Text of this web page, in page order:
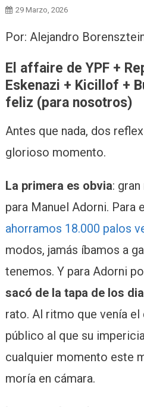
29 Marzo, 2026
Por: Alejandro
El affaire de YPF +
Eskenazi + Kicillof +
feliz (para nosotros)
Antes que nada, dos
glorioso momento.
La primera es obvia:
para Manuel Adorni. Para
ahorramos 18.000 palos
modos, jamás íbamos a
tenemos. Y para Adorni
sacó de la tapa de los
rato. Al ritmo que venía
público al que su
cualquier momento este
moría en cámara.